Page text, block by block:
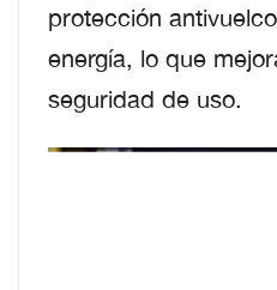
protección
energía, lo que
seguridad de uso.